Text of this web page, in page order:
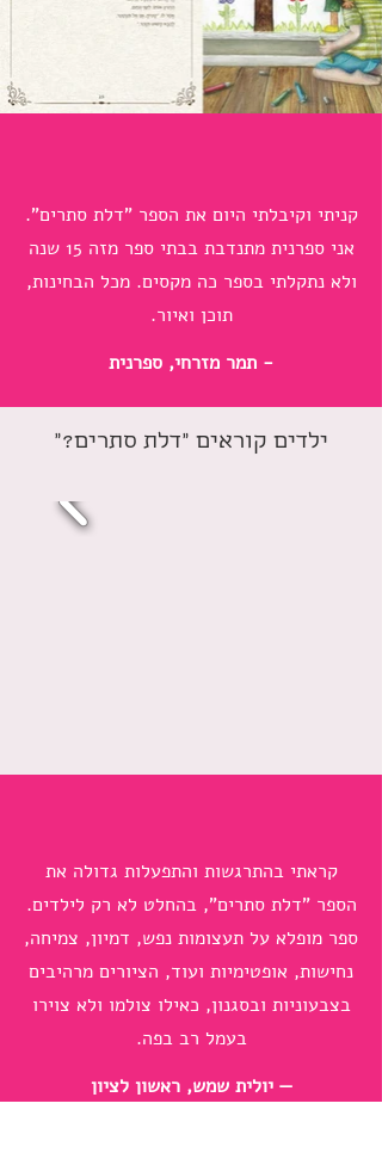
קניתי וקיבלתי היום את הספר "דלת סתרים".
אני ספרנית מתנדבת בבתי ספר מזה 15 שנה
ולא נתקלתי בספר כה מקסים. מכל הבחינות,
תוכן ואיור.
- תמר מזרחי, ספרנית
ילדים קוראים "דלת סתרים?"
קראתי בהתרגשות והתפעלות גדולה את
הספר "דלת סתרים", בהחלט לא רק לילדים.
ספר מופלא על תעצומות נפש, דמיון, צמיחה,
נחישות, אופטימיות ועוד, הציורים מרהיבים
בצבעוניות ובסגנון, כאילו צולמו ולא צוירו
בעמל רב בפה.
— יולית שמש, ראשון לציון